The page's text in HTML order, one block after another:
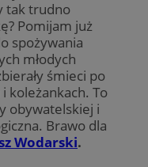
tak trudno
Pomijam już
spożywania
młodych
śmieci po
koleżankach. To
obywatelskiej i
Brawo dla
Wodarski.